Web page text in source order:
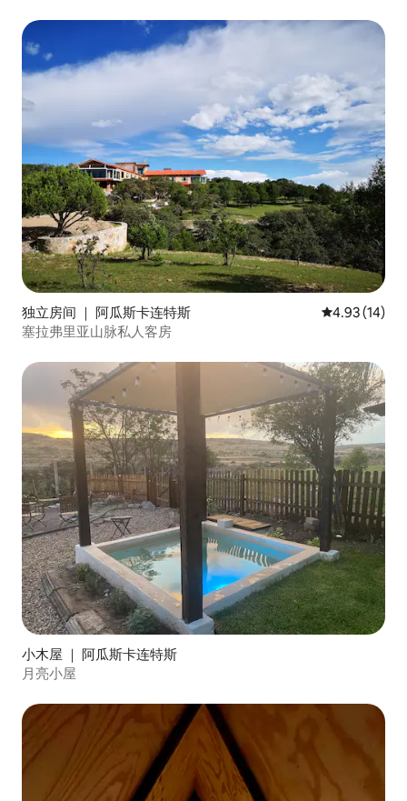
独立房间 ｜ 阿瓜斯卡连特斯 平均评分
4.93 (14)
塞拉弗里亚山脉私人客房
小木屋 ｜ 阿瓜斯卡连特斯
月亮小屋